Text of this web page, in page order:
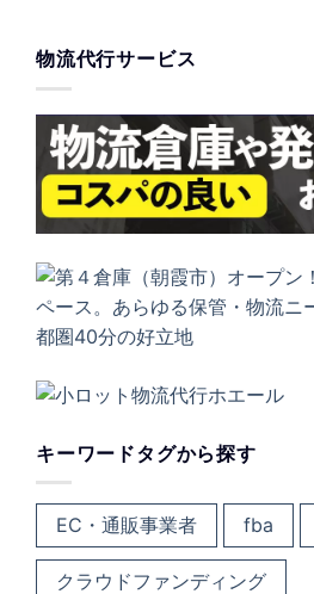
物流代行サービス
キーワードタグから探す
EC・通販事業者 fba
クラウドファンディング